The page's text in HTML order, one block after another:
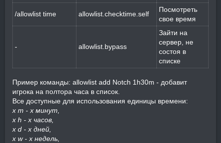
/allowlist time allowlist.checktime.self
Посмотреть
свое время
- allowlist.bypass
Зайти на
сервер, не
состоя в
списке
Пример команды: allowlist add Notch 1h30m - добавит
игрока на полтора часа в список.
Все доступные для использования единицы времени:
x m - x минут,
x h - x часов,
x d - x дней,
x w - x недель,